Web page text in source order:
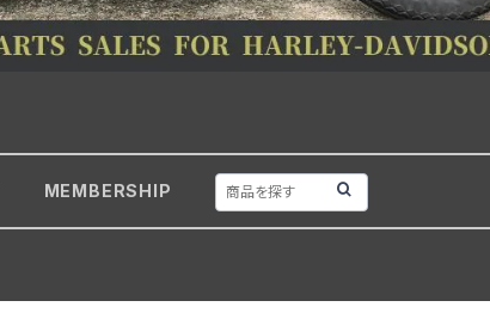
MEMBERSHIP